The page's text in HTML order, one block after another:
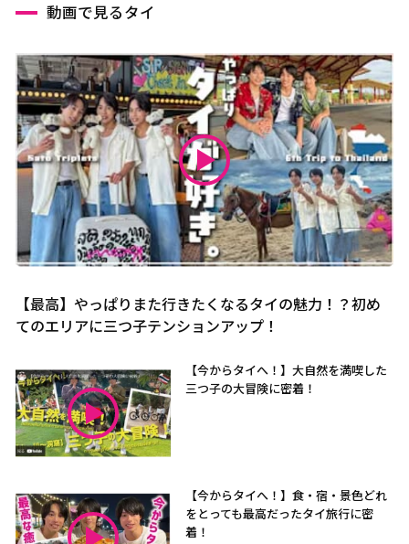
動画で見るタイ
【最高】やっぱりまた行きたくなるタイの魅力！？初め
てのエリアに三つ子テンションアップ！
【今からタイへ！】大自然を満喫した
三つ子の大冒険に密着！
【今からタイへ！】食・宿・景色どれ
をとっても最高だったタイ旅行に密
着！